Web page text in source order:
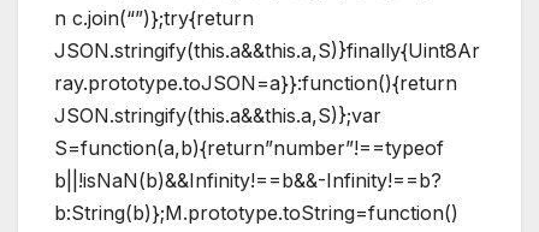
n c.join(“”)};try{return
JSON.stringify(this.a&&this.a,S)}finally{Uint8Ar
ray.prototype.toJSON=a}}:function(){return
JSON.stringify(this.a&&this.a,S)};var
S=function(a,b){return”number”!==typeof
b||!isNaN(b)&&Infinity!==b&&-Infinity!==b?
b:String(b)};M.prototype.toString=function()